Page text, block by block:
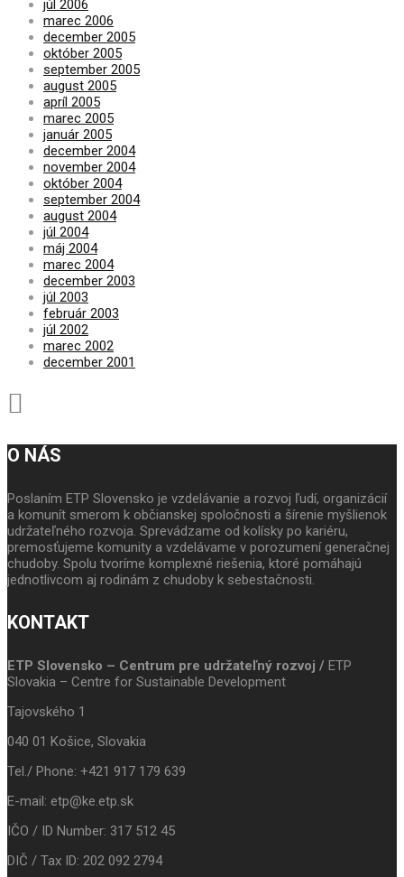
júl 2006
marec 2006
december 2005
október 2005
september 2005
august 2005
apríl 2005
marec 2005
január 2005
december 2004
november 2004
október 2004
september 2004
august 2004
júl 2004
máj 2004
marec 2004
december 2003
júl 2003
február 2003
júl 2002
marec 2002
december 2001
O NÁS
Poslaním ETP Slovensko je vzdelávanie a rozvoj ľudí, organizácií
a komunít smerom k občianskej spoločnosti a šírenie myšlienok
udržateľného rozvoja. Sprevádzame od kolísky po kariéru,
premosťujeme komunity a vzdelávame v porozumení generačnej
chudoby. Spolu tvoríme komplexné riešenia, ktoré pomáhajú
jednotlivcom aj rodinám z chudoby k sebestačnosti.
KONTAKT
ETP Slovensko – Centrum pre udržateľný rozvoj / ETP
Slovakia – Centre for Sustainable Development
Tajovského 1
040 01 Košice, Slovakia
Tel./ Phone: +421 917 179 639
E-mail: etp@ke.etp.sk
IČO / ID Number: 317 512 45
DIČ / Tax ID: 202 092 2794